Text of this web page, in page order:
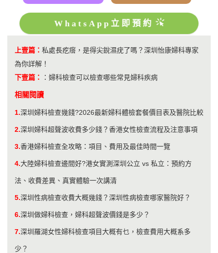
WhatsApp立即預約
上壹篇： 私處長疙瘩，是得尖銳濕疣了嗎？深圳怡康婦科專家
為你詳解！
下壹篇：
： 婦科檢查可以檢查哪些常見婦科疾病
相關閱讀
1.深圳婦科檢查幾錢?2026最新婦科體檢套餐價目表及醫院比較
2.深圳婦科超聲波收費多少錢？香港女性檢查流程及注意事項
3.香港婦科檢查全攻略：項目、費用及最佳時間一覽
4.大陸婦科檢查邊間好?港女實測深圳公立 vs 私立：預約方
法、收費差異、真實體驗一次講清
5.深圳性病檢查收費大概幾錢？深圳性病檢查哪家醫院好？
6.深圳做婦科檢查，婦科超聲波價錢是多少？
7.深圳羅湖女性婦科檢查項目大概有乜，檢查費用大概系多
少？